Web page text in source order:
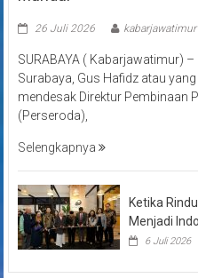
26 Juli 2026 kabarjawatimur
SURABAYA ( Kabarjawatimur)
Surabaya, Gus Hafidz atau
mendesak Direktur Pembinaan
(Perseroda),
Selengkapnya
Ketika
Menjadi
6 Juli 2026